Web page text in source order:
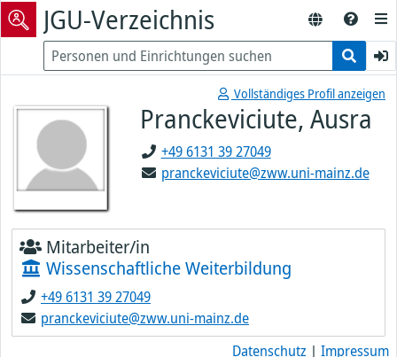
JGU-Verzeichnis
Vollständiges Profil anzeigen
Pranckeviciute, Ausra
+49 6131 39 27049
pranckeviciute@zww.uni-mainz.de
Mitarbeiter/in
Wissenschaftliche Weiterbildung
+49 6131 39 27049
pranckeviciute@zww.uni-mainz.de
Datenschutz | Impressum